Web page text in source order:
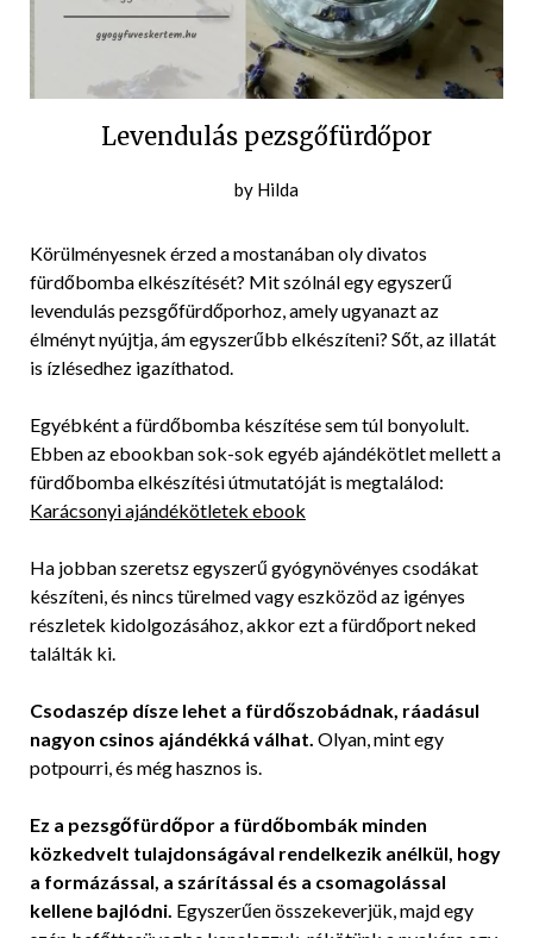
Levendulás pezsgőfürdőpor
Posted
2021-
11-
29
by Hilda
Körülményesnek érzed a mostanában oly divatos
fürdőbomba elkészítését? Mit szólnál egy egyszerű
levendulás pezsgőfürdőporhoz, amely ugyanazt az
élményt nyújtja, ám egyszerűbb elkészíteni? Sőt, az illatát
is ízlésedhez igazíthatod.
Egyébként a fürdőbomba készítése sem túl bonyolult.
Ebben az ebookban sok-sok egyéb ajándékötlet mellett a
fürdőbomba elkészítési útmutatóját is megtalálod:
Karácsonyi ajándékötletek ebook
Ha jobban szeretsz egyszerű gyógynövényes csodákat
készíteni, és nincs türelmed vagy eszközöd az igényes
részletek kidolgozásához, akkor ezt a fürdőport neked
találták ki.
Csodaszép dísze lehet a fürdőszobádnak, ráadásul
nagyon csinos ajándékká válhat. Olyan, mint egy
potpourri, és még hasznos is.
Ez a pezsgőfürdőpor a fürdőbombák minden
közkedvelt tulajdonságával rendelkezik anélkül, hogy
a formázással, a szárítással és a csomagolással
kellene bajlódni. Egyszerűen összekeverjük, majd egy